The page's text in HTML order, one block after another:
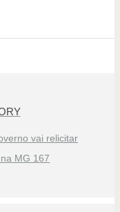
vai relicitar
MG 167